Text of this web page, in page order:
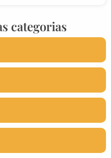
categorias